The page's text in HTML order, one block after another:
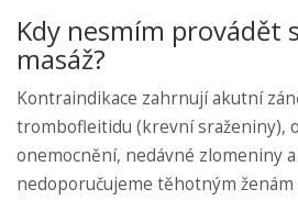
Kdy nesmím provádět
masáž?
Kontraindikace zahrnují akutní
trombofleitidu (krevní sraženiny),
onemocnění, nedávné zlomeniny
nedoporučujeme těhotným